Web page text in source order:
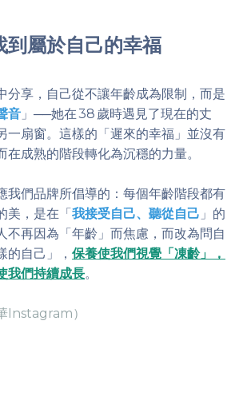
到屬於自己的幸福
分享，自己從不讓年齡成為限制，而是
音 」──她在 38 歲時遇見了現在的丈
一扇窗。這樣的「遲來的幸福」並沒有
在成熟的階段轉化為沉穩的力量。
我們品牌所倡導的：每個年齡階段都有
美，是在「 我接受自己、聽從自己 」的
不再因為「年齡」而焦慮，而改為問自
的自己」， 保養使我們視覺「凍齡」，
我們持續成長。
Instagram）